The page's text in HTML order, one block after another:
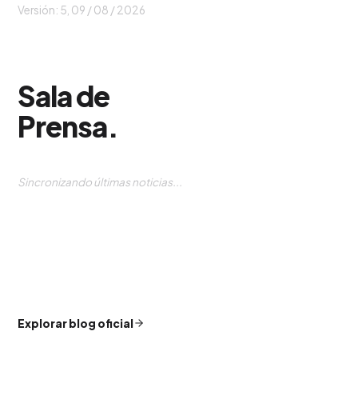
Versión: 5, 09 / 08 / 2026
Sala de
Prensa.
Sincronizando últimas noticias...
Explorar blog oficial